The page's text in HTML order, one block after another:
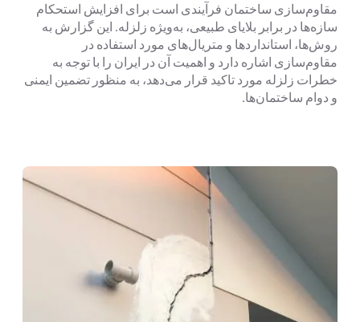
مقاوم‌سازی ساختمان فرآیندی است برای افزایش استحکام
سازه‌ها در برابر بلایای طبیعی، به‌ویژه زلزله. این گزارش به
روش‌ها، استانداردها و متریال‌های مورد استفاده در
مقاوم‌سازی اشاره دارد و اهمیت آن در ایران را با توجه به
خطرات زلزله مورد تاکید قرار می‌دهد، به منظور تضمین ایمنی
و دوام ساختمان‌ها.